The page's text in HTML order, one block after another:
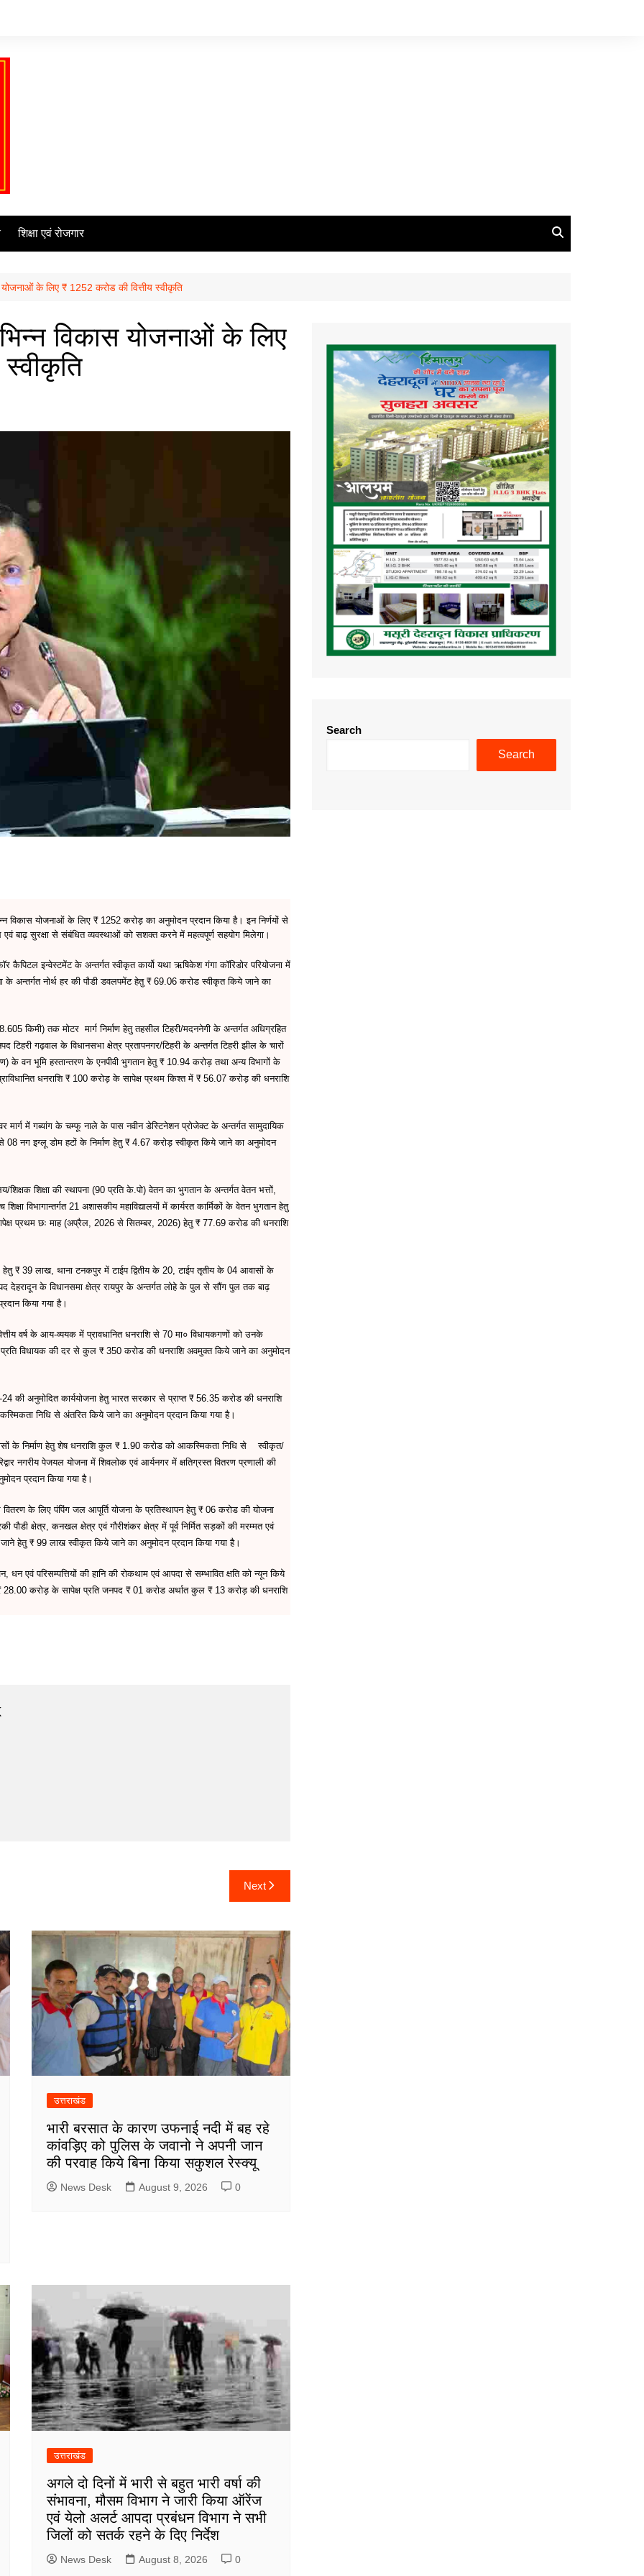
शिक्षा एवं रोजगार
योजनाओं के लिए ₹ 1252 करोड की वित्तीय स्वीकृति
विकास योजनाओं के लिए
विकास योजनाओं के लिए ₹ 1252 करोड़ का अनुमोदन प्रदान किया है। इन निर्णयों से
बाढ़ सुरक्षा से संबंधित व्यवस्थाओं को सशक्त करने में महत्वपूर्ण सहयोग मिलेगा।
कैपिटल इन्वेस्टमेंट के अन्तर्गत स्वीकृत कार्यो यथा ऋषिकेश गंगा कॉरिडोर परियोजना में
के अन्तर्गत नोर्थ हर की पौडी डवलपमेंट हेतु ₹ 69.06 करोड स्वीकृत किये जाने का
किमी) तक मोटर मार्ग निर्माण हेतु तहसील टिहरी/मदननेगी के अन्तर्गत अधिग्रहित
गढ़वाल के विधानसभा क्षेत्र प्रतापनगर/टिहरी के अन्तर्गत टिहरी झील के चारों
के वन भूमि हस्तान्तरण के एनपीवी भुगतान हेतु ₹ 10.94 करोड़ तथा अन्य विभागों के
धनराशि ₹ 100 करोड़ के सापेक्ष प्रथम किश्त में ₹ 56.07 करोड़ की धनराशि
मार्ग में गब्यांग के चम्फू नाले के पास नवीन डेस्टिनेशन प्रोजेक्ट के अन्तर्गत सामुदायिक
08 नग इग्लू डोम हटों के निर्माण हेतु ₹ 4.67 करोड़ स्वीकृत किये जाने का अनुमोदन
शिक्षक शिक्षा की स्थापना (90 प्रति के.पो) वेतन का भुगतान के अन्तर्गत वेतन भत्तों,
विभागान्तर्गत 21 अशासकीय महाविद्यालयों में कार्यरत कार्मिकों के वेतन भुगतान हेतु
प्रथम छः माह (अप्रैल, 2026 से सितम्बर, 2026) हेतु ₹ 77.69 करोड की धनराशि
हेतु ₹ 39 लाख, थाना टनकपुर में टाईप द्वितीय के 20, टाईप तृतीय के 04 आवासों के
देहरादून के विधानसमा क्षेत्र रायपुर के अन्तर्गत लोहे के पुल से सौंग पुल तक बाढ़
किया गया है।
वित्तीय वर्ष के आय-व्ययक में प्रावधानित धनराशि से 70 मा० विधायकगणों को उनके
प्रति विधायक की दर से कुल ₹ 350 करोड की धनराशि अवमुक्त किये जाने का अनुमोदन
24 की अनुमोदित कार्ययोजना हेतु भारत सरकार से प्राप्त ₹ 56.35 करोड की धनराशि
आकस्मिकता निधि से अंतरित किये जाने का अनुमोदन प्रदान किया गया है।
के निर्माण हेतु शेष धनराशि कुल ₹ 1.90 करोड को आकस्मिकता निधि से स्वीकृत/
नगरीय पेजयल योजना में शिवलोक एवं आर्यनगर में क्षतिग्रस्त वितरण प्रणाली की
प्रदान किया गया है।
वितरण के लिए पंपिंग जल आपूर्ति योजना के प्रतिस्थापन हेतु ₹ 06 करोड की योजना
पौडी क्षेत्र, कनखल क्षेत्र एवं गौरीशंकर क्षेत्र में पूर्व निर्मित सड़कों की मरम्मत एवं
हेतु ₹ 99 लाख स्वीकृत किये जाने का अनुमोदन प्रदान किया गया है।
एवं परिसम्पत्तियों की हानि की रोकथाम एवं आपदा से सम्भावित क्षति को न्यून किये
28.00 करोड़ के सापेक्ष प्रति जनपद ₹ 01 करोड अर्थात कुल ₹ 13 करोड़ की धनराशि
Next
उत्तराखंड
भारी बरसात के कारण उफनाई नदी में बह रहे
कांवड़िए को पुलिस के जवानो ने अपनी जान
की परवाह किये बिना किया सकुशल रेस्क्यू
News Desk August 9, 2026 0
उत्तराखंड
अगले दो दिनों में भारी से बहुत भारी वर्षा की
संभावना, मौसम विभाग ने जारी किया ऑरेंज
एवं येलो अलर्ट आपदा प्रबंधन विभाग ने सभी
जिलों को सतर्क रहने के दिए निर्देश
News Desk August 8, 2026 0
Search
Search